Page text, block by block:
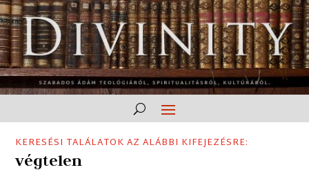
KERESÉSI TALÁLATOK AZ ALÁBBI KIFEJEZÉSRE:
végtelen